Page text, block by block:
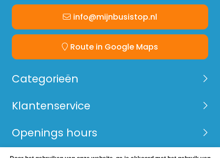
info@mijnbusistop.nl
Route in Google Maps
Categorieën
Klantenservice
Openings hours